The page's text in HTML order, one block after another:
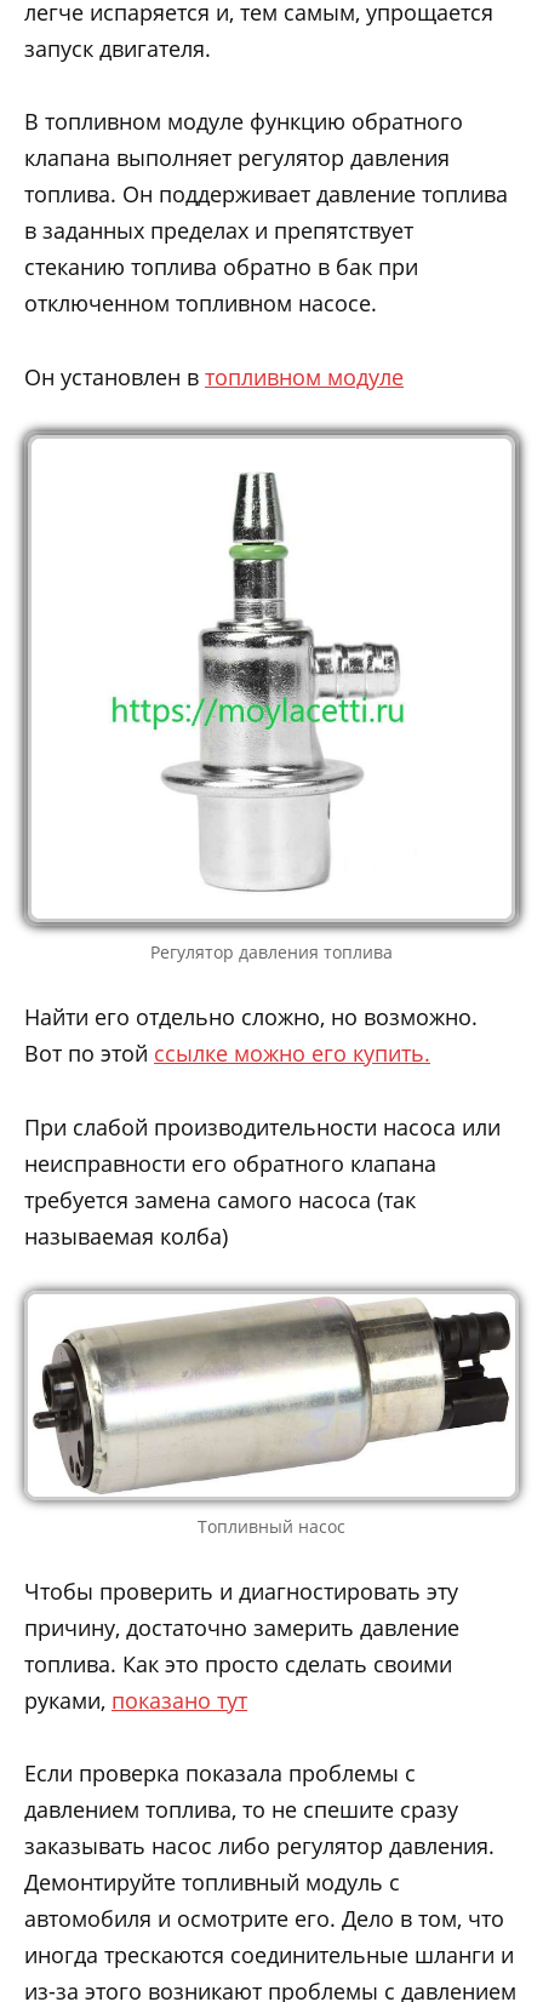
легче испаряется и, тем самым, упрощается
запуск двигателя.
В топливном модуле функцию обратного
клапана выполняет регулятор давления
топлива. Он поддерживает давление топлива
в заданных пределах и препятствует
стеканию топлива обратно в бак при
отключенном топливном насосе.
Он установлен в топливном модуле
Регулятор давления топлива
Найти его отдельно сложно, но возможно.
Вот по этой ссылке можно его купить.
При слабой производительности насоса или
неисправности его обратного клапана
требуется замена самого насоса (так
называемая колба)
Топливный насос
Чтобы проверить и диагностировать эту
причину, достаточно замерить давление
топлива. Как это просто сделать своими
руками, показано тут
Если проверка показала проблемы с
давлением топлива, то не спешите сразу
заказывать насос либо регулятор давления.
Демонтируйте топливный модуль с
автомобиля и осмотрите его. Дело в том, что
иногда трескаются соединительные шланги и
из-за этого возникают проблемы с давлением